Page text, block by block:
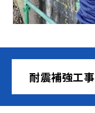
耐震補強工事